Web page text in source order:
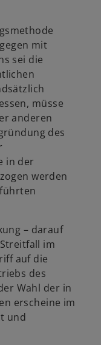
mit
sei die
müsse
anderen
des
in der
werden
– darauf
im
auf die
des
Wahl der in
erscheine im
und